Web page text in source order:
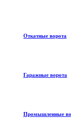
Откатные ворота
Гаражные ворота
Промышленные